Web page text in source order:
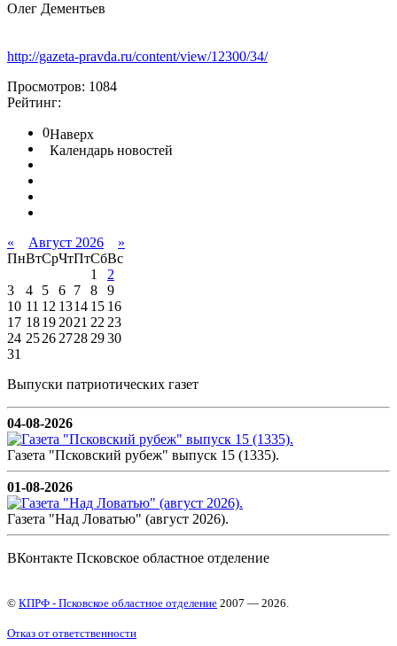
Олег Дементьев
http://gazeta-pravda.ru/content/view/12300/34/
Просмотров: 1084
Рейтинг:
0Наверх
Календарь новостей
« Август 2026
»
ПнВтСрЧтПтСбВс
1
2
3
4 5 6 7 8
9
10 11 12 1314 15 16
17 18192021 2223
24 252627282930
31
Выпуски патриотических газет
04-08-2026
Газета "Псковский рубеж" выпуск 15 (1335).
01-08-2026
Газета "Над Ловатью" (август 2026).
ВКонтакте Псковское областное отделение
© КПРФ - Псковское областное отделение 2007 — 2026.
Отказ от ответственности